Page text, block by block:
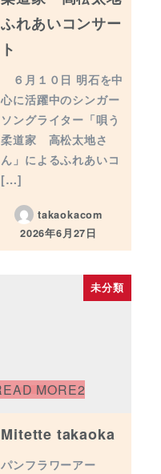
ふれあいコンサー
ト
６月１０日 明石を中
心に活躍中のシンガー
ソングライター「唄う
柔道家 高松太地さ
ん」によるふれあいコ
[…]
takaokacom
投稿日
2026年6月27日
未分類
Mitette takaoka
パンフラワーアー